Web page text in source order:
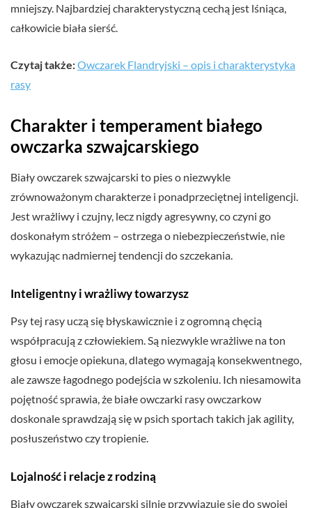
mniejszy. Najbardziej charakterystyczną cechą jest lśniąca,
całkowicie biała sierść.
Czytaj także:Owczarek Flandryjski – opis i charakterystyka
rasy
Charakter i temperament białego
owczarka szwajcarskiego
Biały owczarek szwajcarski to pies o niezwykle
zrównoważonym charakterze i ponadprzeciętnej inteligencji.
Jest wrażliwy i czujny, lecz nigdy agresywny, co czyni go
doskonałym stróżem – ostrzega o niebezpieczeństwie, nie
wykazując nadmiernej tendencji do szczekania.
Inteligentny i wrażliwy towarzysz
Psy tej rasy uczą się błyskawicznie i z ogromną chęcią
współpracują z człowiekiem. Są niezwykle wrażliwe na ton
głosu i emocje opiekuna, dlatego wymagają konsekwentnego,
ale zawsze łagodnego podejścia w szkoleniu. Ich niesamowita
pojętność sprawia, że białe owczarki rasy owczarkow
doskonale sprawdzają się w psich sportach takich jak agility,
posłuszeństwo czy tropienie.
Lojalność i relacje z rodziną
Biały owczarek szwajcarski silnie przywiązuje się do swojej